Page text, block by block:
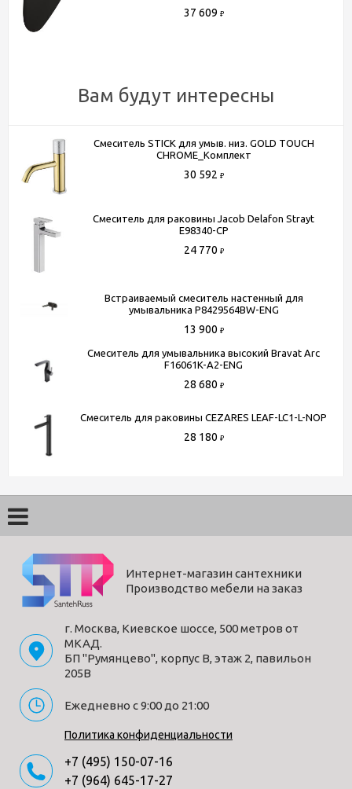
37 609 ₽
Вам будут интересны
Смеситель STICK для умыв. низ. GOLD TOUCH
CHROME_Комплект
30 592 ₽
Смеситель для раковины Jacob Delafon Strayt
E98340-CP
24 770 ₽
Встраиваемый смеситель настенный для
умывальника P8429564BW-ENG
13 900 ₽
Смеситель для умывальника высокий Bravat Arc
F16061K-A2-ENG
28 680 ₽
Смеситель для раковины CEZARES LEAF-LC1-L-NOP
28 180 ₽
Интернет-магазин сантехники
Производство мебели на заказ
г. Москва, Киевское шоссе, 500 метров от
МКАД.
БП "Румянцево", корпус В, этаж 2, павильон
205В
Ежедневно с 9:00 до 21:00
Политика конфиденциальности
+7 (495) 150-07-16
+7 (964) 645-17-27